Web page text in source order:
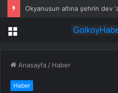
Menü
Anasayfa / Haber
Haber